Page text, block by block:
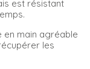
est résistant
main agréable
les